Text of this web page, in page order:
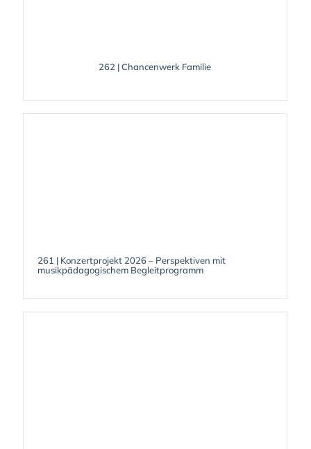
262 | Chancenwerk Familie
261 | Konzertprojekt 2026 – Perspektiven mit
musikpädagogischem Begleitprogramm